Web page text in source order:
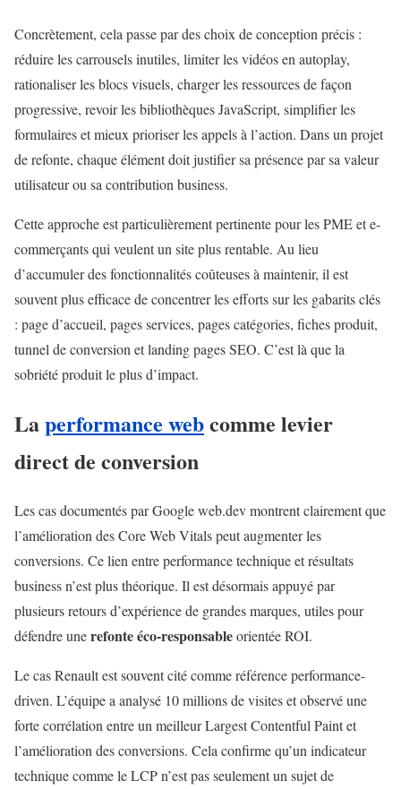
Concrètement, cela passe par des choix de conception précis :
réduire les carrousels inutiles, limiter les vidéos en autoplay,
rationaliser les blocs visuels, charger les ressources de façon
progressive, revoir les bibliothèques JavaScript, simplifier les
formulaires et mieux prioriser les appels à l’action. Dans un projet
de refonte, chaque élément doit justifier sa présence par sa valeur
utilisateur ou sa contribution business.
Cette approche est particulièrement pertinente pour les PME et e-
commerçants qui veulent un site plus rentable. Au lieu
d’accumuler des fonctionnalités coûteuses à maintenir, il est
souvent plus efficace de concentrer les efforts sur les gabarits clés
: page d’accueil, pages services, pages catégories, fiches produit,
tunnel de conversion et landing pages SEO. C’est là que la
sobriété produit le plus d’impact.
Laperformance webcomme levier
direct de conversion
Les cas documentés par Google web.dev montrent clairement que
l’amélioration des Core Web Vitals peut augmenter les
conversions. Ce lien entre performance technique et résultats
business n’est plus théorique. Il est désormais appuyé par
plusieurs retours d’expérience de grandes marques, utiles pour
défendre unerefonte éco-responsableorientée ROI.
Le cas Renault est souvent cité comme référence performance-
driven. L’équipe a analysé 10 millions de visites et observé une
forte corrélation entre un meilleur Largest Contentful Paint et
l’amélioration des conversions. Cela confirme qu’un indicateur
technique comme le LCP n’est pas seulement un sujet de